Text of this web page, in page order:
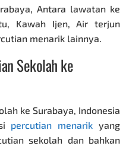
Antara lawatan ke
Kawah Ijen, Air terjun
menarik lainnya.
Sekolah ke
ke Surabaya , Indonesia
percutian menarik yang
sekolah dan bahkan